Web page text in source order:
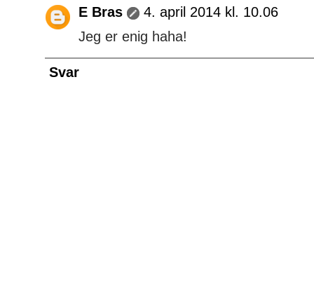
E Bras
4. april 2014 kl. 10.06
Jeg er enig haha!
Svar